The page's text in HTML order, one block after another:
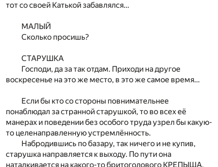
тот со своей Катькой забавлялся…
МАЛЫЙ
Сколько просишь?
СТАРУШКА
Господи, да за так отдам. Приходи на другое
воскресенье на это же место, в это же самое время…
Если бы кто со стороны повнимательнее
понаблюдал за странной старушкой, то во всех её
манерах и поведении без особого труда узрел бы какую-
то целенаправленную устремлённость.
Набродившись по базару, так ничего и не купив,
старушка направляется к выходу. По пути она
наталкивается на какого-то бритоголового КРЕПЫША,